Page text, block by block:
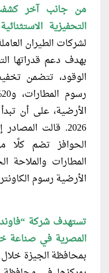
من جانب آخر
التحفيزية
لشركات الطيران
بهدف دعم قدراتها
الأرضية، على أن
2026. قالت
الحوافز تضم كلًا
المطارات
الأرضية رسوم
تستهدف شركة
المصرية في صناعة
بمحافظة الجيزة خلال